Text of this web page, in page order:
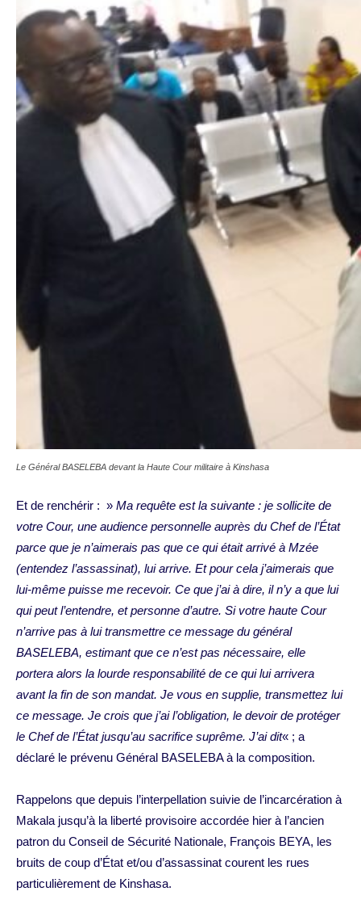
Le Général BASELEBA devant la Haute Cour militaire à Kinshasa
Et de renchérir : » Ma requête est la suivante : je sollicite de
votre Cour, une audience personnelle auprès du Chef de l’État
parce que je n’aimerais pas que ce qui était arrivé à Mzée
(entendez l’assassinat), lui arrive. Et pour cela j’aimerais que
lui-même puisse me recevoir. Ce que j’ai à dire, il n’y a que lui
qui peut l’entendre, et personne d’autre. Si votre haute Cour
n’arrive pas à lui transmettre ce message du général
BASELEBA, estimant que ce n’est pas nécessaire, elle
portera alors la lourde responsabilité de ce qui lui arrivera
avant la fin de son mandat. Je vous en supplie, transmettez lui
ce message. Je crois que j’ai l’obligation, le devoir de protéger
le Chef de l’État jusqu’au sacrifice suprême. J’ai dit« ; a
déclaré le prévenu Général BASELEBA à la composition.
Rappelons que depuis l’interpellation suivie de l’incarcération à
Makala jusqu’à la liberté provisoire accordée hier à l’ancien
patron du Conseil de Sécurité Nationale, François BEYA, les
bruits de coup d’État et/ou d’assassinat courent les rues
particulièrement de Kinshasa.